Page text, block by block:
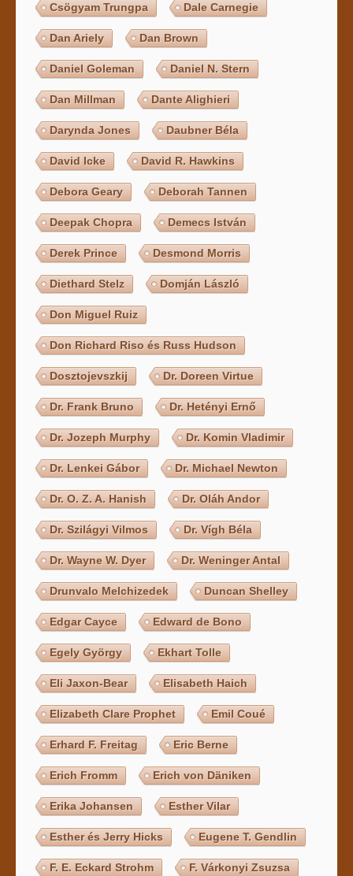
Csögyam Trungpa Dale Carnegie
Dan Ariely Dan Brown
Daniel Goleman Daniel N. Stern
Dan Millman Dante Alighieri
Darynda Jones Daubner Béla
David Icke David R. Hawkins
Debora Geary Deborah Tannen
Deepak Chopra Demecs István
Derek Prince Desmond Morris
Diethard Stelz Domján László
Don Miguel Ruiz
Don Richard Riso és Russ Hudson
Dosztojevszkij Dr. Doreen Virtue
Dr. Frank Bruno Dr. Hetényi Ernő
Dr. Jozeph Murphy Dr. Komin Vladimir
Dr. Lenkei Gábor Dr. Michael Newton
Dr. O. Z. A. Hanish Dr. Oláh Andor
Dr. Szilágyi Vilmos Dr. Vígh Béla
Dr. Wayne W. Dyer Dr. Weninger Antal
Drunvalo Melchizedek Duncan Shelley
Edgar Cayce Edward de Bono
Egely György Ekhart Tolle
Eli Jaxon-Bear Elisabeth Haich
Elizabeth Clare Prophet Emil Coué
Erhard F. Freitag Eric Berne
Erich Fromm Erich von Däniken
Erika Johansen Esther Vilar
Esther és Jerry Hicks Eugene T. Gendlin
F. E. Eckard Strohm F. Várkonyi Zsuzsa